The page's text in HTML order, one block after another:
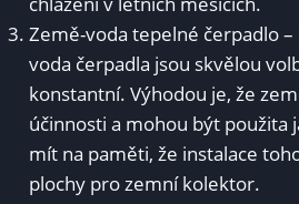
Země-voda tepelné ‌čerpadlo
voda čerpadla jsou skvělou
konstantní. Výhodou je, že​
účinnosti‌ a mohou být použita
mít na ⁤paměti, že instalace‍
plochy⁣ pro ‌zemní ⁣kolektor.